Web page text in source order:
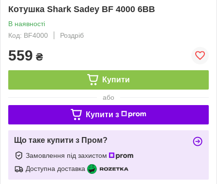
Котушка Shark Sadey BF 4000 6ВВ
В наявності
Код: BF4000
Роздріб
559 ₴
Купити
або
Купити з
Що таке купити з Пром?
Замовлення під захистом
Доступна доставка